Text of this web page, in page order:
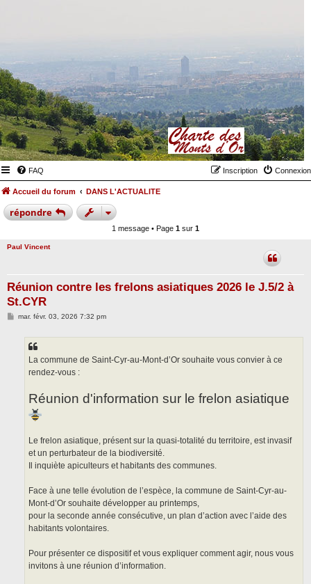
FAQ Connexion
Inscription
Accueil du forum DANS L'ACTUALITE
répondre
1 message • Page 1 sur 1
Paul Vincent
Réunion contre les frelons asiatiques 2026 le J.5/2 à
St.CYR
Mmar. févr. 03, 2026 7:32 pm
La commune de Saint-Cyr-au-Mont-d’Or souhaite vous convier à ce
rendez-vous :
Réunion d'information sur le frelon asiatique
Le frelon asiatique, présent sur la quasi-totalité du territoire, est invasif
et un perturbateur de la biodiversité.
Il inquiète apiculteurs et habitants des communes.
Face à une telle évolution de l’espèce, la commune de Saint-Cyr-au-
Mont-d’Or souhaite développer au printemps,
pour la seconde année consécutive, un plan d’action avec l’aide des
habitants volontaires.
Pour présenter ce dispositif et vous expliquer comment agir, nous vous
invitons à une réunion d’information.